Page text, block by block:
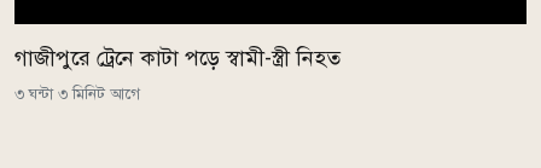
গাজীপুরে ট্রেনে কাটা পড়ে স্বামী-স্ত্রী নিহত
৩ ঘন্টা ৩ মিনিট আগে